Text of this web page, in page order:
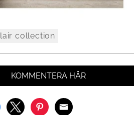
lair collection
KOMMENTERA HÄR